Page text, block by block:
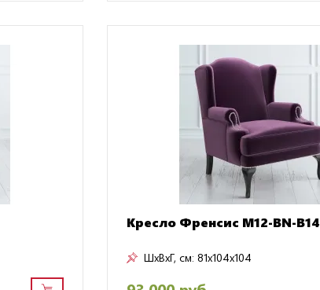
Кресло Френсис M12-BN-B14
ШxВxГ, см: 81x104x104